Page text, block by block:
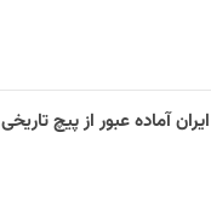
ایران آماده عبور از پیچ تاریخی